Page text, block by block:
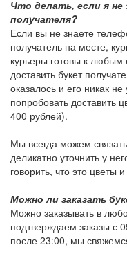
Что делать, если я
получателя?
Если вы не знаете
получатель на месте,
курьеры готовы к
доставить букет
оказалось и его никак
попробовать доставить
400 рублей).
Мы всегда можем
деликатно уточнить у
говорить, что это цветы
Можно ли заказать
Можно заказывать в
подтверждаем заказы с
после 23:00, мы